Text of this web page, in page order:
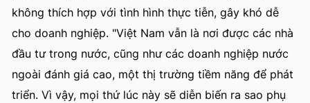
không thích hợp với tình hình thực tiễn, gây khó dễ
cho doanh nghiệp. "Việt Nam vẫn là nơi được các nhà
đầu tư trong nước, cũng như các doanh nghiệp nước
ngoài đánh giá cao, một thị trường tiềm năng để phát
triển. Vì vậy, mọi thứ lúc này sẽ diễn biến ra sao phụ